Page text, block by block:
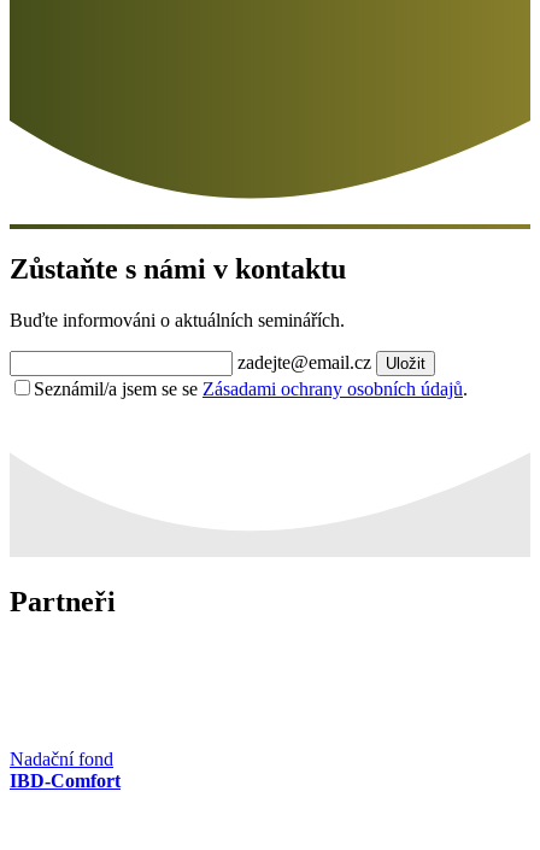
Zůstaňte s námi v kontaktu
Buďte informováni o aktuálních seminářích.
zadejte@email.cz Uložit
Seznámil/a jsem se se Zásadami ochrany osobních údajů.
Partneři
Nadační fond
IBD-Comfort